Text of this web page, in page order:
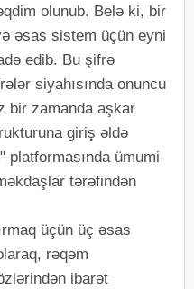
olunub. Belə ki, bir
əsas sistem üçün eyni
edib. Bu şifrə
siyahısında onuncu
bir zamanda aşkar
giriş əldə
ümumi
tərəfindən
üçün üç əsas
rəqəm
ibarət